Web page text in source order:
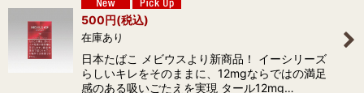
500円(税込)
在庫あり
日本たばこ メビウスより新商品！ イーシリーズ
らしいキレをそのままに、12mgならではの満足
感のある吸いごたえを実現 タール12mg…